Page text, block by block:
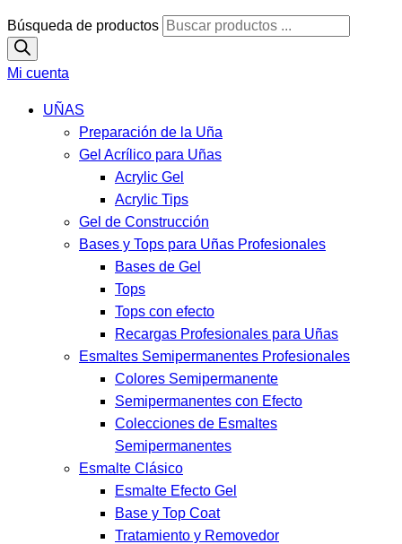
Búsqueda de productos
Mi cuenta
UÑAS
Preparación de la Uña
Gel Acrílico para Uñas
Acrylic Gel
Acrylic Tips
Gel de Construcción
Bases y Tops para Uñas Profesionales
Bases de Gel
Tops
Tops con efecto
Recargas Profesionales para Uñas
Esmaltes Semipermanentes Profesionales
Colores Semipermanente
Semipermanentes con Efecto
Colecciones de Esmaltes
Semipermanentes
Esmalte Clásico
Esmalte Efecto Gel
Base y Top Coat
Tratamiento y Removedor